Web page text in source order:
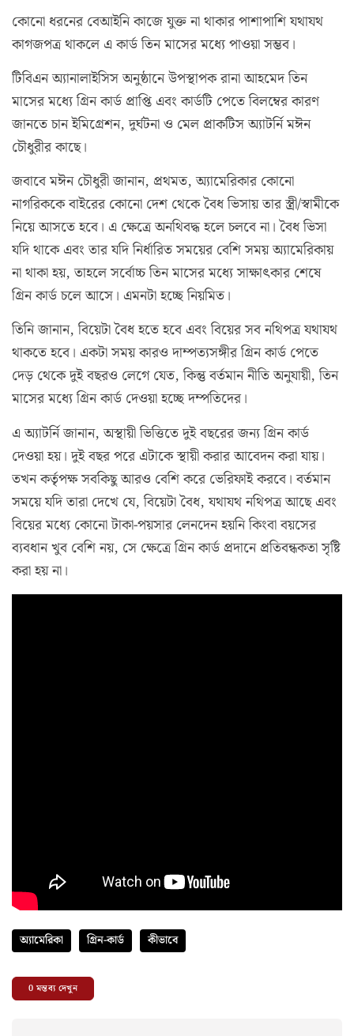
কোনো ধরনের বেআইনি কাজে যুক্ত না থাকার পাশাপাশি যথাযথ
কাগজপত্র থাকলে এ কার্ড তিন মাসের মধ্যে পাওয়া সম্ভব।
টিবিএন অ্যানালাইসিস অনুষ্ঠানে উপস্থাপক রানা আহমেদ তিন
মাসের মধ্যে গ্রিন কার্ড প্রাপ্তি এবং কার্ডটি পেতে বিলম্বের কারণ
জানতে চান ইমিগ্রেশন, দুর্ঘটনা ও মেল প্রাকটিস অ্যাটর্নি মঈন
চৌধুরীর কাছে।
জবাবে মঈন চৌধুরী জানান, প্রথমত, অ্যামেরিকার কোনো
নাগরিককে বাইরের কোনো দেশ থেকে বৈধ ভিসায় তার স্ত্রী/স্বামীকে
নিয়ে আসতে হবে। এ ক্ষেত্রে অনথিবদ্ধ হলে চলবে না। বৈধ ভিসা
যদি থাকে এবং তার যদি নির্ধারিত সময়ের বেশি সময় অ্যামেরিকায়
না থাকা হয়, তাহলে সর্বোচ্চ তিন মাসের মধ্যে সাক্ষাৎকার শেষে
গ্রিন কার্ড চলে আসে। এমনটা হচ্ছে নিয়মিত।
তিনি জানান, বিয়েটা বৈধ হতে হবে এবং বিয়ের সব নথিপত্র যথাযথ
থাকতে হবে। একটা সময় কারও দাম্পত্যসঙ্গীর গ্রিন কার্ড পেতে
দেড় থেকে দুই বছরও লেগে যেত, কিন্তু বর্তমান নীতি অনুযায়ী, তিন
মাসের মধ্যে গ্রিন কার্ড দেওয়া হচ্ছে দম্পতিদের।
এ অ্যাটর্নি জানান, অস্থায়ী ভিত্তিতে দুই বছরের জন্য গ্রিন কার্ড
দেওয়া হয়। দুই বছর পরে এটাকে স্থায়ী করার আবেদন করা যায়।
তখন কর্তৃপক্ষ সবকিছু আরও বেশি করে ভেরিফাই করবে। বর্তমান
সময়ে যদি তারা দেখে যে, বিয়েটা বৈধ, যথাযথ নথিপত্র আছে এবং
বিয়ের মধ্যে কোনো টাকা-পয়সার লেনদেন হয়নি কিংবা বয়সের
ব্যবধান খুব বেশি নয়, সে ক্ষেত্রে গ্রিন কার্ড প্রদানে প্রতিবন্ধকতা সৃষ্টি
করা হয় না।
অ্যামেরিকা গ্রিন-কার্ড কীভাবে
0মন্তব্য দেখুন